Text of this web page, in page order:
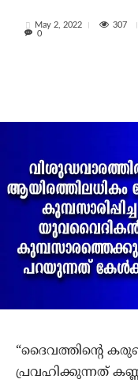
May 2, 2022
307
0
“ദൈവത്തിന്റെ
പ്രവഹിക്കുന്നത്